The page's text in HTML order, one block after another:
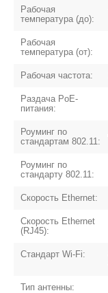
Рабочая
температура (до):
Рабочая
температура (от):
Рабочая частота:
Раздача PoE-
питания:
Роуминг по
стандартам 802.11:
Роуминг по
стандарту 802.11:
Скорость Ethernet:
Скорость Ethernet
(RJ45):
Стандарт Wi-Fi:
Тип антенны: